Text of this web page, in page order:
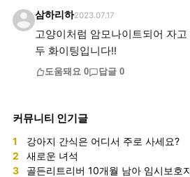
삼하리하2023.07.17
고양이처럼 암모나이트되어 자
두 화이팅입니다!!
도움돼요 0 답글 0
커뮤니티 인기글
1 강아지 간식은 어디서 주로 사세요?
2 새로운 녀석
3 골든리트리버 10개월 남아 임시보호